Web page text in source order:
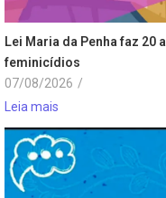
Lei Maria da Penha faz
feminicídios
07/08/2026 /
Leia mais